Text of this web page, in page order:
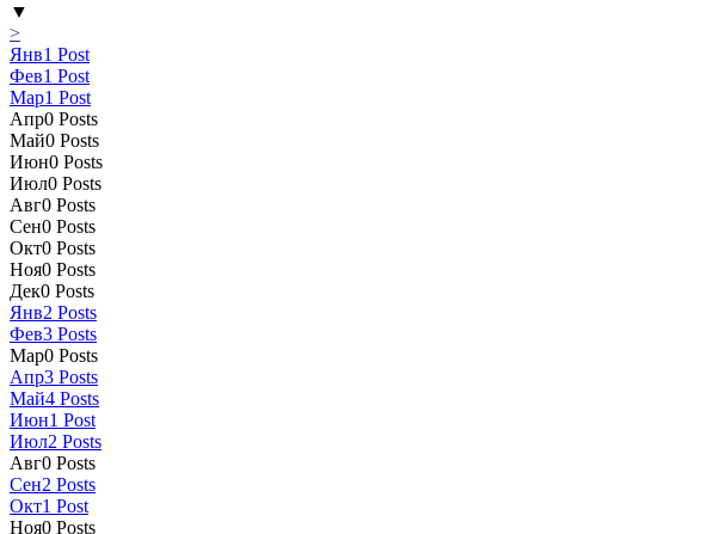
▼
>
Янв1 Post
Фев1 Post
Мар1 Post
Апр0 Posts
Май0 Posts
Июн0 Posts
Июл0 Posts
Авг0 Posts
Сен0 Posts
Окт0 Posts
Ноя0 Posts
Дек0 Posts
Янв2 Posts
Фев3 Posts
Мар0 Posts
Апр3 Posts
Май4 Posts
Июн1 Post
Июл2 Posts
Авг0 Posts
Сен2 Posts
Окт1 Post
Ноя0 Posts